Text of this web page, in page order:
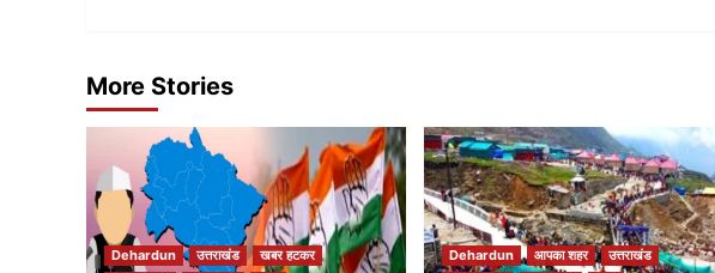
More Stories
Dehardun उत्तराखंड
खबर हटकर
Dehardun आपका शहर
उत्तराखंड